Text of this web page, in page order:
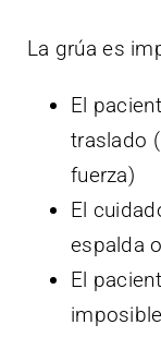
La grúa es
El
traslado
fuerza)
El
espalda
El